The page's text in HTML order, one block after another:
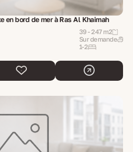
en bord de mer à Ras Al Khaimah
39 - 247 m2
Sur demande
1-2